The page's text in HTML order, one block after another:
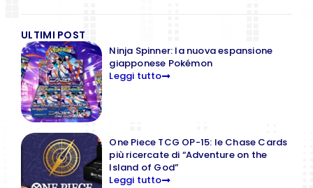
ULTIMI POST
Ninja Spinner: la nuova espansione
giapponese Pokémon
Leggi tutto
One Piece TCG OP-15: le Chase Cards
più ricercate di “Adventure on the
Island of God”
Leggi tutto